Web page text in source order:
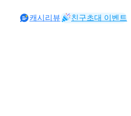
캐시리뷰 친구초대 이벤트